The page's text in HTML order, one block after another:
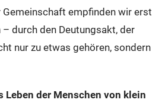
empfinden wir erst
durch den Deutungsakt, der
nur zu etwas gehören, sondern
Leben der Menschen von klein